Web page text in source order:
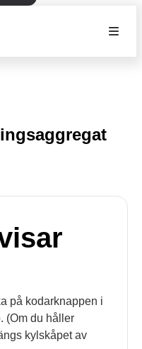
på kodarknappen i
(Om du håller
kylskåpet av